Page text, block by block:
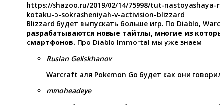
https://shazoo.ru/2019/02/14/75998/tut-
kotaku-o-sokrasheniyah-v-activision-blizzard
Blizzard будет выпускать больше игр. По Diablo,
разрабатываются новые тайтлы, многие из
смартфонов. Про Diablo Immortal мы уже знаем
Ruslan Geliskhanov
Warcraft аля Pokemon Go будет как они
mmoheadeye